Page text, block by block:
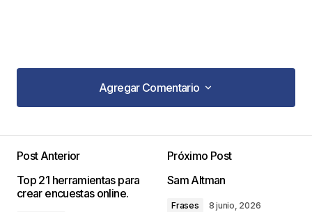
Agregar Comentario
Agregar Comentario
publicada. Los campos obligatorios están
marcados con*
Post Anterior
Top 21 herramientas para
crear encuestas online.
Próximo Post
Sam Altman
Frases 8 junio, 2026